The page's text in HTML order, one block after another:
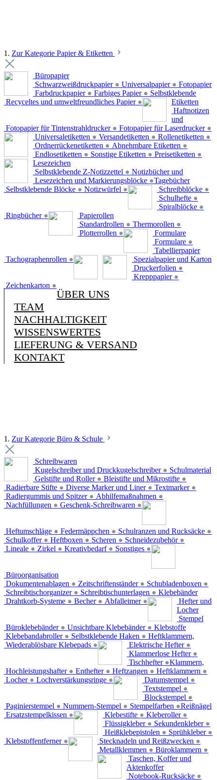
1. Zur Kategorie Papier & Etiketten
Büropapier
Schwarzweißdruckpapier ● Universalpapier ●
Farbdruckpapier ● Farbiges Papier ●
Recyceltes und umweltfreundliches Papier ●
Fotopapier
Fotopapier für Tintenstrahldrucker ● Fotopapier für Laserdrucker ●
Selbstklebende
Etiketten
Universaletiketten ● Versandetiketten ● Rollenetiketten ●
Ordnerrückenetiketten ● Abnehmbare Etiketten ●
Endlosetiketten ● Sonstige Etiketten ● Preisetiketten ●
Haftnotizen
und
Lesezeichen
Selbstklebende Z-Notizzettel ●
Lesezeichen und Markierungsblöcke ●
Selbstklebende Blöcke ● Notizwürfel ●
Notizbücher und
Tagebücher
Schreibblöcke ●
Schulhefte ●
Spiralblöcke ●
Ringbücher ●
Papierollen
Standardrollen ● Thermorollen ●
Plotterrollen ●
Formulare
Formulare ●
Tachographenrollen ●
Tabellierpapier
Spezialpapier und Karton
Druckerfolien ●
Krepppapier ●
Zeichenkarton ●
ÜBER UNS
TEAM
NACHHALTIGKEIT
WISSENSWERTES
LIEFERUNG & VERSAND
KONTAKT
1. Zur Kategorie Büro & Schule
Schreibwaren
Kugelschreiber und Druckkugelschreiber ●
Gelstifte und Roller ● Bleistifte und Mikrostifte ●
Radierbare Stifte ● Diverse Marker und Liner ● Textmarker ●
Radiergummis und Spitzer ● Abhilfemaßnahmen ●
Nachfüllungen ● Geschenk-Schreibwaren ●
Schulmaterial
Heftumschläge ● Federmäppchen ● Schulranzen und Rucksäcke ●
Schulkoffer ● Heftboxen ● Scheren ● Schneidezubehör ●
Lineale ● Zirkel ● Kreativbedarf ● Sonstiges ●
Büroorganisation
Dokumentenablagen ● Zeitschriftenständer ● Schubladenboxen ●
Schreibtischorganizer ● Schreibtischunterlagen ●
Drahtkorb-Systeme ● Becher ● Abfalleimer ●
Klebebänder
Büroklebebänder ● Unsichtbare Klebebänder ●
Klebebandabroller ● Selbstklebende Haken ●
Wiederablösbare Klebepads ●
Hefter und
Locher
Elektrische Hefter ●
Klammerlose Hefter ●
Tischhefter ●
Hochleistungshafter ● Enthefter ● Heftzangen ● Heftklammern ●
Locher ● Lochverstärkungsringe ●
Stempel
Datumstempel ●
Textstempel ●
Blockstempel ●
Paginierstempel ● Nummern-Stempel ● Stempelfarben ●
Ersatzstempelkissen ●
Klebstoffe
Klebestifte ● Kleberoller ●
Flüssigkleber ● Sekundenkleber ●
Heißklebepistolen ● Sprühkleber ●
Klebstoffentferner ●
Heftklammern,
Klammern,
Reißnägel
Stecknadeln und Reißzwecken ●
Metallklemmen ● Büroklammern ●
Taschen, Koffer und
Aktenkoffer
Notebook-Rucksäcke ●